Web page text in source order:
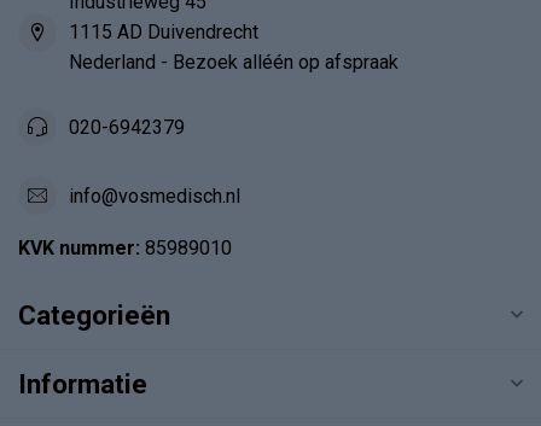
1115 AD Duivendrecht
Nederland - Bezoek alléén op afspraak
020-6942379
info@vosmedisch.nl
KVK nummer: 85989010
Categorieën
Informatie